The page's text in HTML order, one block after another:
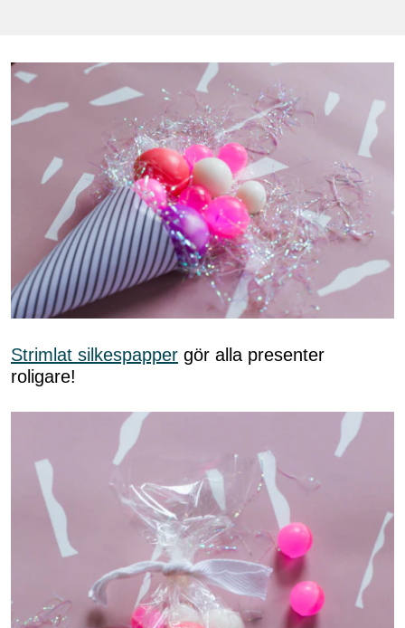
Strimlat silkespapper gör alla presenter
roligare!